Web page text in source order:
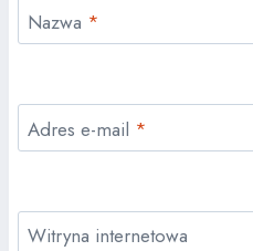
Nazwa *
Adres e-mail *
Witryna internetowa